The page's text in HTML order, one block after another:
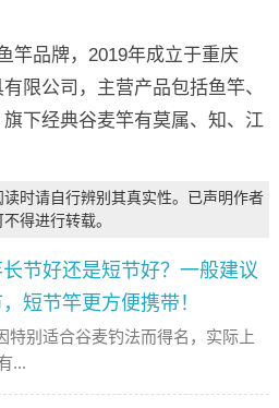
竿品牌，2019年成立于重庆
限公司，主营产品包括鱼竿、
下经典谷麦竿有莫属、知、江
时请自行辨别其真实性。已声明作者
得进行转载。
节好还是短节好？一般建议
短节竿更方便携带！
特别适合谷麦钓法而得名，实际上
...